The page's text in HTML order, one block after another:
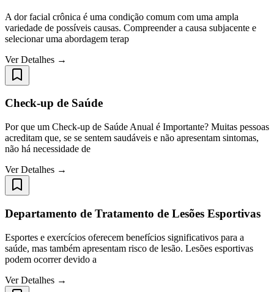
A dor facial crônica é uma condição comum com uma ampla
variedade de possíveis causas. Compreender a causa subjacente e
selecionar uma abordagem terap
Ver Detalhes →
Check-up de Saúde
Por que um Check-up de Saúde Anual é Importante? Muitas pessoas
acreditam que, se se sentem saudáveis e não apresentam sintomas,
não há necessidade de
Ver Detalhes →
Departamento de Tratamento de Lesões Esportivas
Esportes e exercícios oferecem benefícios significativos para a
saúde, mas também apresentam risco de lesão. Lesões esportivas
podem ocorrer devido a
Ver Detalhes →